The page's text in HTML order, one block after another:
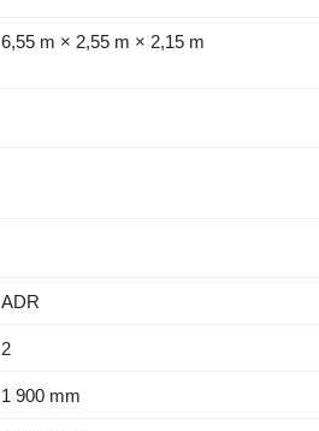
6,55 m × 2,55 m × 2,15 m
ADR
2
1 900 mm